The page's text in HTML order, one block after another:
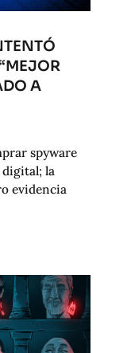
A
spyware
la
evidencia